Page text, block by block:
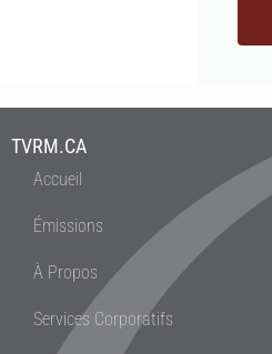
TVRM.CA
Accueil
Émissions
À Propos
Services Corporatifs